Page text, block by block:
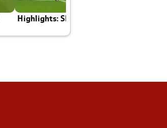
Highlights: Skotland - Danmark 4-2